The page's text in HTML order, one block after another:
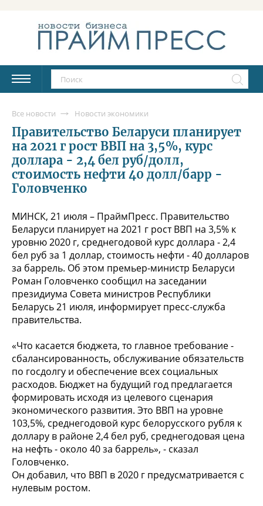
Все новости Новости экономики
Правительство Беларуси планирует
на 2021 г рост ВВП на 3,5%, курс
доллара - 2,4 бел руб/долл,
стоимость нефти 40 долл/барр -
Головченко
МИНСК, 21 июля – ПраймПресс. Правительство
Беларуси планирует на 2021 г рост ВВП на 3,5% к
уровню 2020 г, среднегодовой курс доллара - 2,4
бел руб за 1 доллар, стоимость нефти - 40 долларов
за баррель. Об этом премьер-министр Беларуси
Роман Головченко сообщил на заседании
президиума Совета министров Республики
Беларусь 21 июля, информирует пресс-служба
правительства.
«Что касается бюджета, то главное требование -
сбалансированность, обслуживание обязательств
по госдолгу и обеспечение всех социальных
расходов. Бюджет на будущий год предлагается
формировать исходя из целевого сценария
экономического развития. Это ВВП на уровне
103,5%, среднегодовой курс белорусского рубля к
доллару в районе 2,4 бел руб, среднегодовая цена
на нефть - около 40 за баррель», - сказал
Головченко.
Он добавил, что ВВП в 2020 г предусматривается с
нулевым ростом.